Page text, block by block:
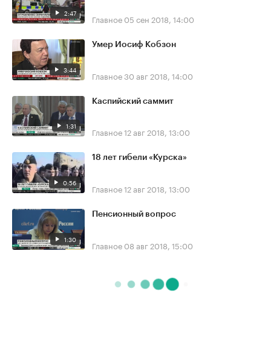
2:47 Главное 05 сен 2018, 14:00
3:44
Умер Иосиф Кобзон
Главное30 авг 2018, 14:00
1:31
Каспийский саммит
Главное12 авг 2018, 13:00
0:56
18 лет гибели «Курска»
Главное12 авг 2018, 13:00
1:30
Пенсионный вопрос
Главное 08 авг 2018, 15:00